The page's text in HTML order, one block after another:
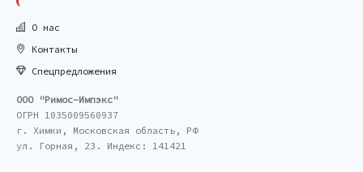
О нас
Контакты
Спецпредложения
ООО "Римос-Импэкс"
ОГРН 1035009560937
г. Химки, Московская область, РФ
ул. Горная, 23. Индекс: 141421